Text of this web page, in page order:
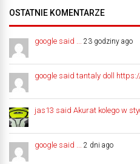
OSTATNIE KOMENTARZE
google said ... 23 godziny ago
google said tantaly doll
jas13 said Akurat kolego w
google said ... 2 dni ago